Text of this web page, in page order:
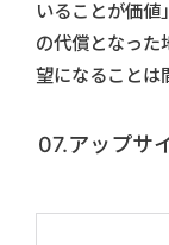
いることが価
の代償となった
望になることは
07.アップサ